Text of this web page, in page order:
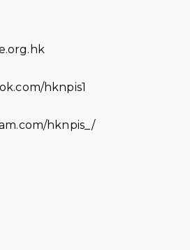
開始）
跑隊恆常練習 - 6月18日
跑隊恆常練習 - 6月11日（19:00
hknpis1
hknpis_/